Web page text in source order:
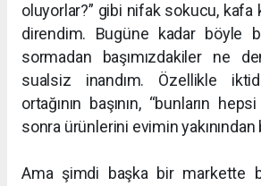
oluyorlar?” gibi nifak sokucu, kafa
direndim. Bugüne kadar böyle
sormadan başımızdakiler ne
sualsiz inandım. Özellikle
ortağının başının, “bunların
sonra ürünlerini evimin
Ama şimdi başka bir markette